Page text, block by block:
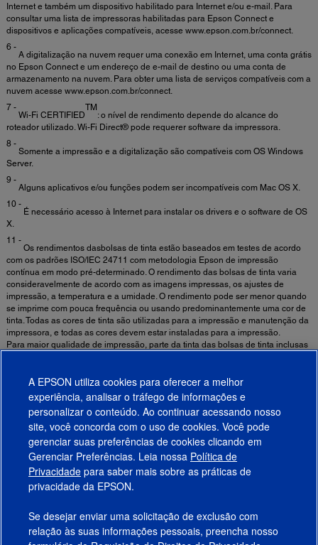
Internet e também um dispositivo habilitado para Internet e/ou e-mail. Para
consultar uma lista de impressoras habilitadas para Epson Connect e
dispositivos e aplicações compatíveis, acesse www.epson.com.br/connect.
6 -
A digitalização na nuvem requer uma conexão em Internet, uma conta grátis
no Epson Connect e um endereço de e-mail de destino ou uma conta de
armazenamento na nuvem. Para obter uma lista de serviços compatíveis com a
nuvem acesse www.epson.com.br/connect.
7 -
Wi-Fi CERTIFIED
TM
: o nível de rendimento depende do alcance do
roteador utilizado. Wi-Fi Direct® pode requerer software da impressora.
8 -
Somente a impressão e a digitalização são compatíveis com OS Windows
Server.
9 -
Alguns aplicativos e/ou funções podem ser incompatíveis com Mac OS X.
10 -
É necessário acesso à Internet para instalar os drivers e o software de OS
X.
11 -
Os rendimentos dasbolsas de tinta estão baseados em testes de acordo
com os padrões ISO/IEC 24711 com metodologia Epson de impressão
contínua em modo pré-determinado. O rendimento das bolsas de tinta varia
consideravelmente de acordo com as imagens impressas, os ajustes de
impressão, a temperatura e a umidade. O rendimento pode ser menor quando
se imprime com pouca frequência ou usando predominantemente uma cor de
tinta. Todas as cores de tinta são utilizadas para a impressão e manutenção da
impressora, e todas as cores devem estar instaladas para a impressão.
Para maior qualidade de impressão, parte da tinta das bolsas de tinta inclusas
A definição do tamanho da memória RAM é quantidade total disponível
dentro do dispositivo, independente do uso da memória.
Produtos
Suporte
Links Sugeridos
A EPSON utiliza cookies para oferecer a melhor
experiência, analisar o tráfego de informações e
personalizar o conteúdo. Ao continuar acessando nosso
site, você concorda com o uso de cookies. Você pode
gerenciar suas preferências de cookies clicando em
Gerenciar Preferências. Leia nossa Política de
Privacidade para saber mais sobre as práticas de
privacidade da EPSON.
Se desejar enviar uma solicitação de exclusão com
relação às suas informações pessoais, preencha nosso